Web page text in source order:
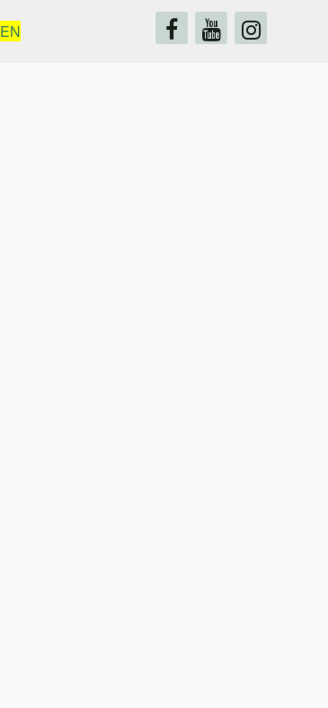
EN